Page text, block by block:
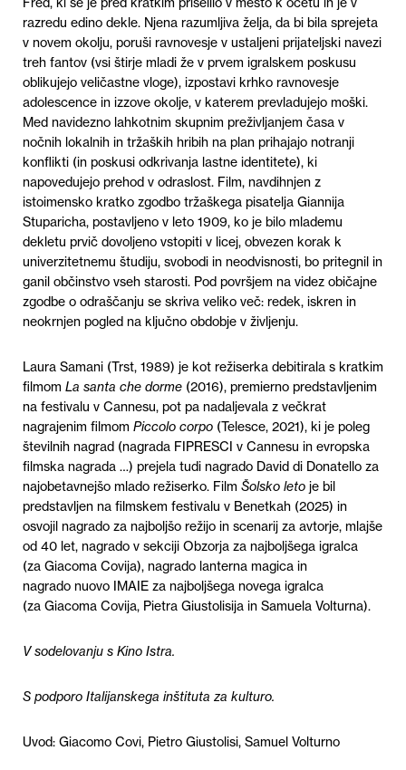
razredu edino dekle. Njena razumljiva želja, da bi bila sprejeta
v novem okolju, poruši ravnovesje v ustaljeni prijateljski navezi
treh fantov (vsi štirje mladi že v prvem igralskem poskusu
oblikujejo veličastne vloge), izpostavi krhko ravnovesje
adolescence in izzove okolje, v katerem prevladujejo moški.
Med navidezno lahkotnim skupnim preživljanjem časa v
nočnih lokalnih in tržaških hribih na plan prihajajo notranji
konflikti (in poskusi odkrivanja lastne identitete), ki
napovedujejo prehod v odraslost. Film, navdihnjen z
istoimensko kratko zgodbo tržaškega pisatelja Giannija
Stuparicha, postavljeno v leto 1909, ko je bilo mlademu
dekletu prvič dovoljeno vstopiti v licej, obvezen korak k
univerzitetnemu študiju, svobodi in neodvisnosti, bo pritegnil in
ganil občinstvo vseh starosti. Pod površjem na videz običajne
zgodbe o odraščanju se skriva veliko več: redek, iskren in
neokrnjen pogled na ključno obdobje v življenju.
Laura Samani (Trst, 1989) je kot režiserka debitirala s kratkim
filmom La santa che dorme (2016), premierno predstavljenim
na festivalu v Cannesu, pot pa nadaljevala z večkrat
nagrajenim filmom Piccolo corpo (Telesce, 2021), ki je poleg
številnih nagrad (nagrada FIPRESCI v Cannesu in evropska
filmska nagrada …) prejela tudi nagrado David di Donatello za
najobetavnejšo mlado režiserko. Film Šolsko leto je bil
predstavljen na filmskem festivalu v Benetkah (2025) in
osvojil nagrado za najboljšo režijo in scenarij za avtorje, mlajše
od 40 let, nagrado v sekciji Obzorja za najboljšega igralca
(za Giacoma Covija), nagrado lanterna magica in
nagrado nuovo IMAIE za najboljšega novega igralca
(za Giacoma Covija, Pietra Giustolisija in Samuela Volturna).
V sodelovanju s Kino Istra.
S podporo Italijanskega inštituta za kulturo.
Uvod: Giacomo Covi, Pietro Giustolisi, Samuel Volturno